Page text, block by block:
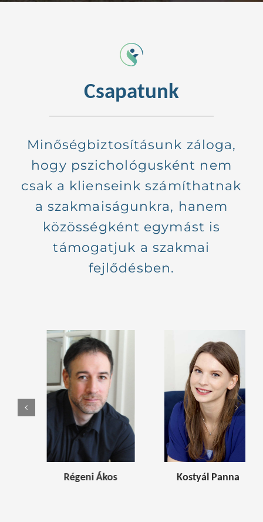
Csapatunk
Minőségbiztosításunk záloga,
hogy pszichológusként nem
csak a klienseink számíthatnak
a szakmaiságunkra, hanem
közösségként egymást is
támogatjuk a szakmai
fejlődésben.
Kostyál Panna